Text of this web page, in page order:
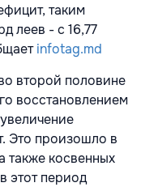
таким
леев - с 16,77
infotag.md
второй половине
восстановлением
Это произошло в
также косвенных
этот период